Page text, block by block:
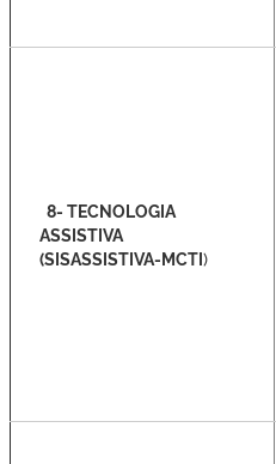
8- TECNOLOGIA
ASSISTIVA
(SISASSISTIVA-MCTI)